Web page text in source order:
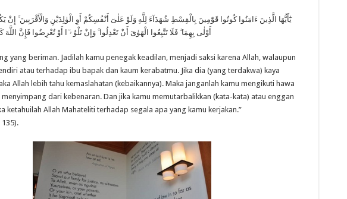
يٰٓأَيُّهَا الَّذِينَ ءَامَنُوا كُونُوا قَوّٰمِينَ بِالْقِسْطِ شُهَدَآءَ لِلَّهِ وَلَوْ عَلٰىٓ أَنْفُسِكُمْ أَوِ الْوٰلِدَيْنِ وَالْأَقْرَبِينَ ۚ إِنْ
أَوْلٰى بِهِمَا ۖ فَلَا تَتَّبِعُوا الْهَوٰىٓ أَنْ تَعْدِلُوا ۚ وَإِنْ تَلْوُ ۥ ٓا أَوْ تُعْرِضُوا فَإِنَّ اللَّهَ
yang beriman. Jadilah kamu penegak keadilan, menjadi saksi karena Allah, walaupun
atau terhadap ibu bapak dan kaum kerabatmu. Jika dia (yang terdakwa) kaya
Allah lebih tahu kemaslahatan (kebaikannya). Maka janganlah kamu mengikuti hawa
dari kebenaran. Dan jika kamu memutarbalikkan (kata-kata) atau enggan
ketahuilah Allah Mahateliti terhadap segala apa yang kamu kerjakan.”
135).